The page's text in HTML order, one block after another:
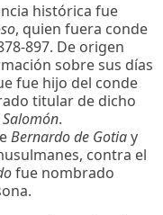
histórica fue
, quien fuera conde
897. De origen
sobre sus días
fue hijo del conde
titular de dicho
Salomón.
Bernardo de Gotiay
contra el
fue nombrado